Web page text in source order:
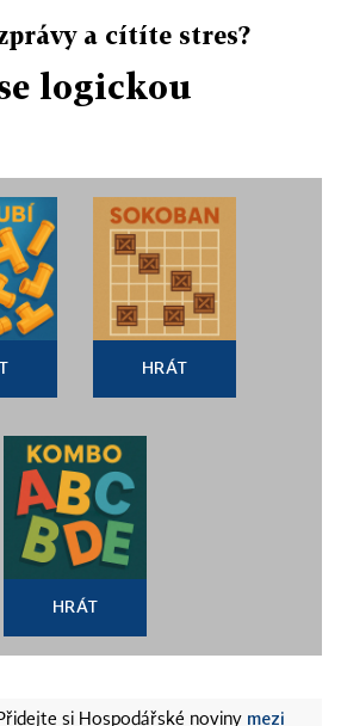
a cítíte stres?
logickou
HRÁT
HRÁT
si Hospodářské noviny mezi